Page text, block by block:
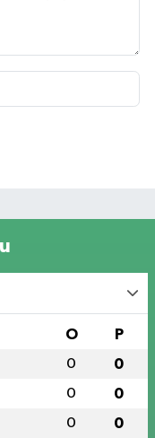
O P
0 0
0 0
0 0